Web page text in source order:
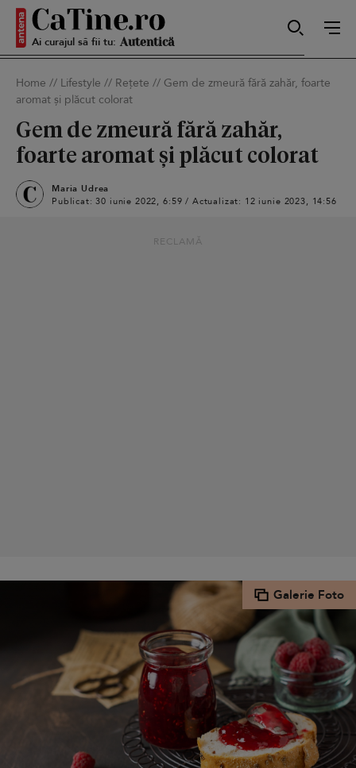
Ai curajul să fii tu: Sexy
Home // Lifestyle // Rețete // Gem de zmeură fără zahăr, foarte
aromat și plăcut colorat
Gem de zmeură fără zahăr,
foarte aromat și plăcut colorat
Maria Udrea
Publicat: 30 iunie 2022, 6:59 / Actualizat: 12 iunie 2023, 14:56
RECLAMĂ
Galerie Foto